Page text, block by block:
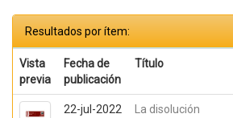
Resultados por ítem:
Vista
previa
Fecha de
publicación
Título
22-jul-2022
La disolución